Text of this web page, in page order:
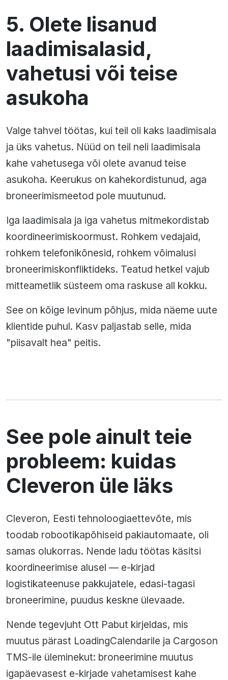
5. Olete lisanud
laadimisalasid,
vahetusi või teise
asukoha
Valge tahvel töötas, kui teil oli kaks laadimisala
ja üks vahetus. Nüüd on teil neli laadimisala
kahe vahetusega või olete avanud teise
asukoha. Keerukus on kahekordistunud, aga
broneerimismeetod pole muutunud.
Iga laadimisala ja iga vahetus mitmekordistab
koordineerimiskoormust. Rohkem vedajaid,
rohkem telefonikõnesid, rohkem võimalusi
broneerimiskonfliktideks. Teatud hetkel vajub
mitteametlik süsteem oma raskuse all kokku.
See on kõige levinum põhjus, mida näeme uute
klientide puhul. Kasv paljastab selle, mida
"piisavalt hea" peitis.
See pole ainult teie
probleem: kuidas
Cleveron üle läks
Cleveron, Eesti tehnoloogiaettevõte, mis
toodab robootikapõhiseid pakiautomaate, oli
samas olukorras. Nende ladu töötas käsitsi
koordineerimise alusel — e-kirjad
logistikateenuse pakkujatele, edasi-tagasi
broneerimine, puudus keskne ülevaade.
Nende tegevjuht Ott Pabut kirjeldas, mis
muutus pärast LoadingCalendarile ja Cargoson
TMS-ile üleminekut: broneerimine muutus
igapäevasest e-kirjade vahetamisest kahe